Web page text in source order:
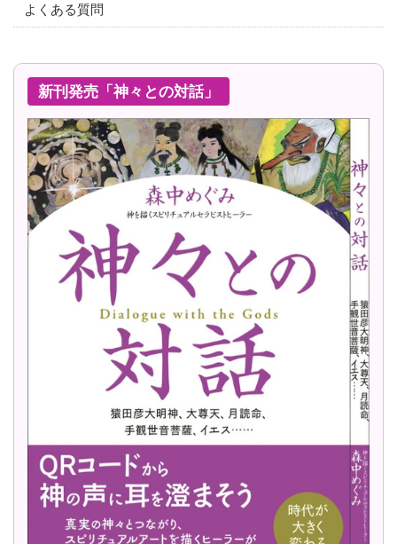
よくある質問
新刊発売「神々との対話」